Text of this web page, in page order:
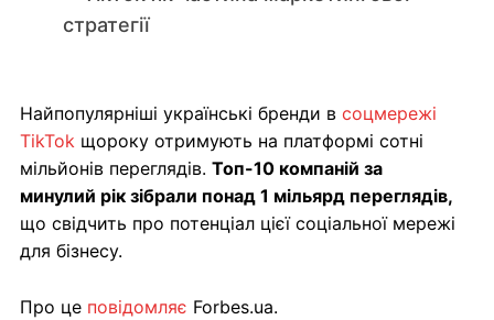
стратегії
Найпопулярніші українські бренди в соцмережі
TikTok щороку отримують на платформі сотні
мільйонів переглядів. Топ-10 компаній за
минулий рік зібрали понад 1 мільярд переглядів,
що свідчить про потенціал цієї соціальної мережі
для бізнесу.
Про це повідомляє Forbes.ua.